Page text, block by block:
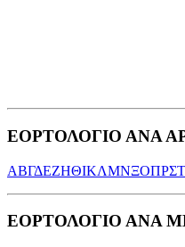
ΕΟΡΤΟΛΟΓΙΟ ΑΝΑ
ΑΒΓΔΕΖΗΘΙΚΛΜΝΞΟΠΡΣΤ
ΕΟΡΤΟΛΟΓΙΟ ΑΝΑ